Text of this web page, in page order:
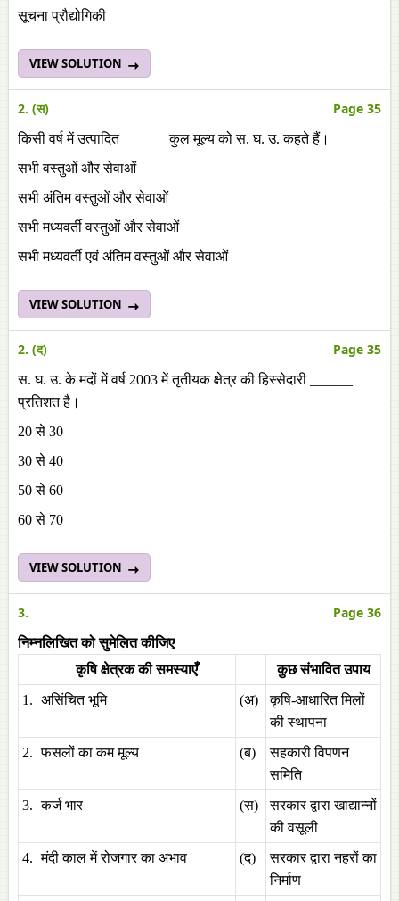
सूचना प्रौद्योगिकी
VIEW SOLUTION
2. (स) Page 35
किसी वर्ष में उत्पादित ______ कुल मूल्य को स. घ. उ. कहते हैं।
सभी वस्तुओं और सेवाओं
सभी अंतिम वस्तुओं और सेवाओं
सभी मध्यवर्ती वस्तुओं और सेवाओं
सभी मध्यवर्ती एवं अंतिम वस्तुओं और सेवाओं
VIEW SOLUTION
2. (द) Page 35
स. घ. उ. के मदों में वर्ष 2003 में तृतीयक क्षेत्र की हिस्सेदारी ______
प्रतिशत है।
20 से 30
30 से 40
50 से 60
60 से 70
VIEW SOLUTION
3. Page 36
निम्नलिखित को सुमेलित कीजिए
कृषि क्षेत्रक की समस्याएँ
कुछ संभावित उपाय
1. असिंचित भूमि (अ)
कृषि-आधारित मिलों
की स्थापना
2. फसलों का कम मूल्य (ब)
सहकारी विपणन
समिति
3. कर्ज भार (स)
सरकार द्वारा खाद्यान्नों
की वसूली
4. मंदी काल में रोजगार का अभाव (द)
सरकार द्वारा नहरों का
निर्माण